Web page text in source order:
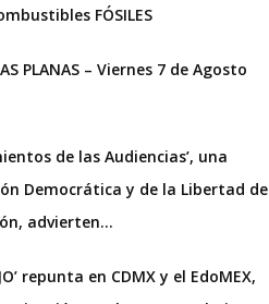
FÓSILES
PLANAS – Viernes 7 de Agosto
de las Audiencias’, una
Democrática y de la Libertad de
advierten…
repunta en CDMX y el EdoMEX,